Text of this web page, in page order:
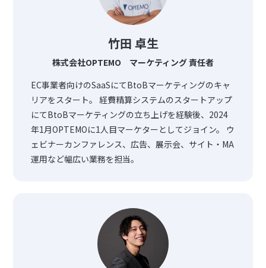
竹田 卓生
株式会社OPTEMO マーケティング 責任者
EC事業者向けのSaaSにてBtoBマーケティングのキャ
リアをスタート。 経費精算システムのスタートアップ
にてBtoBマーケティングの立ち上げを経験後、2024
年1月OPTEMOに1人目マーケターとしてジョイン。 ウ
ェビナーカンファレンス、広告、展示会、サイト・MA
運用など幅広い業務を担当。